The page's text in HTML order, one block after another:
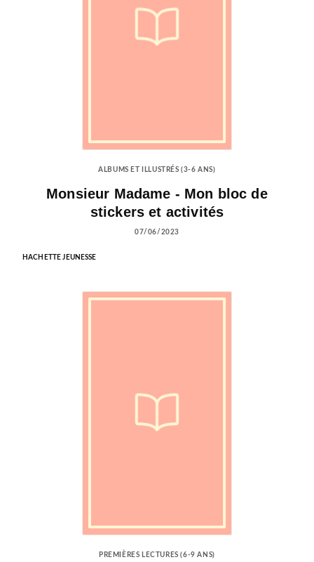
ALBUMS ET ILLUSTRÉS (3-6 ANS)
Monsieur Madame - Mon bloc de
stickers et activités
07/06/2023
HACHETTE JEUNESSE
PREMIÈRES LECTURES (6-9 ANS)